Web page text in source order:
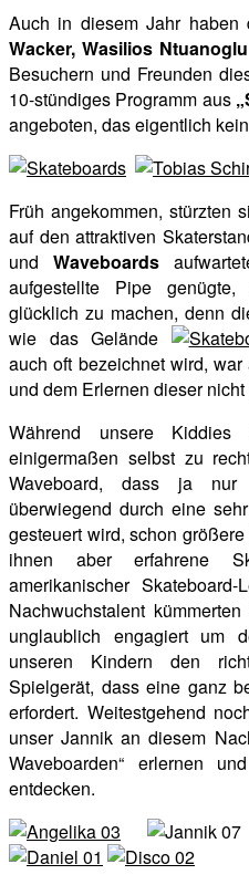
Auch in diesem Jahr haben
Wacker, Wasilios Ntuanoglu
Besuchern und Freunden
10-stündiges Programm aus
angeboten, das eigentlich
Früh angekommen, stürzten
auf den attraktiven
und Waveboards
aufgestellte Pipe
glücklich zu machen, denn
wie das Gelände
auch oft bezeichnet wird,
und dem Erlernen dieser
Während unsere
einigermaßen selbst zu
Waveboard, dass ja
überwiegend durch eine
gesteuert wird, schon
ihnen aber erfahrene
amerikanischer
Nachwuchstalent
unglaublich engagiert um
unseren Kindern den
Spielgerät, dass eine ganz
erfordert. Weitestgehend
unser Jannik an diesem
Waveboarden“ erlernen
entdecken.